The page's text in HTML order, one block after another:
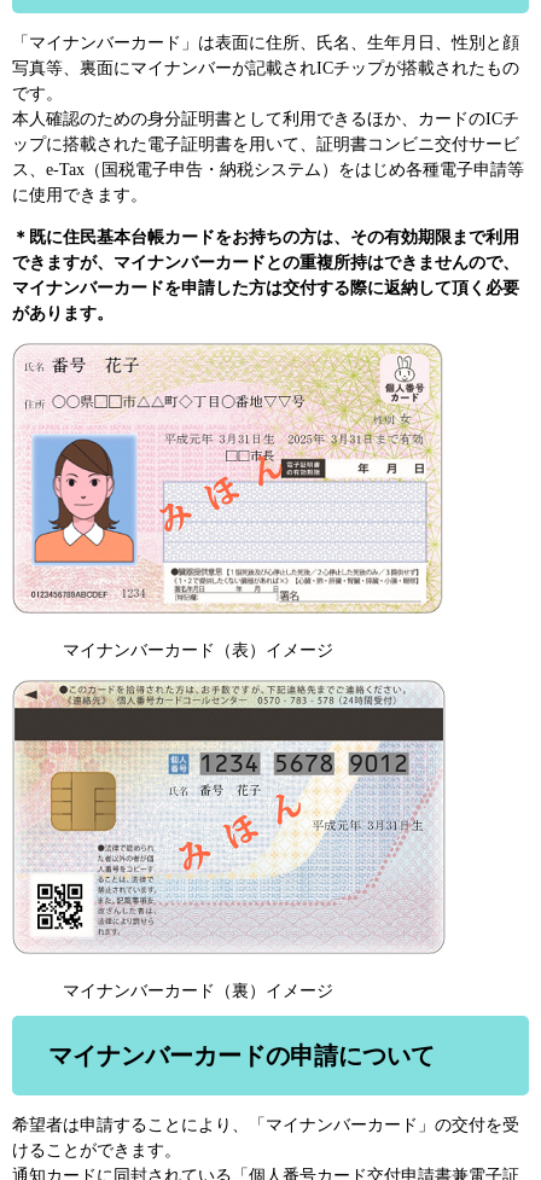
「マイナンバーカード」は表面に住所、氏名、生年月日、性別と顔
写真等、裏面にマイナンバーが記載されICチップが搭載されたもの
です。
本人確認のための身分証明書として利用できるほか、カードのICチ
ップに搭載された電子証明書を用いて、証明書コンビニ交付サービ
ス、e‐Tax（国税電子申告・納税システム）をはじめ各種電子申請等
に使用できます。
＊既に住民基本台帳カードをお持ちの方は、その有効期限まで利用
できますが、マイナンバーカードとの重複所持はできませんので、
マイナンバーカードを申請した方は交付する際に返納して頂く必要
があります。
マイナンバーカード（表）イメージ
マイナンバーカード（裏）イメージ
マイナンバーカードの申請について
希望者は申請することにより、「マイナンバーカード」の交付を受
けることができます。
通知カードに同封されている「個人番号カード交付申請書兼電子証